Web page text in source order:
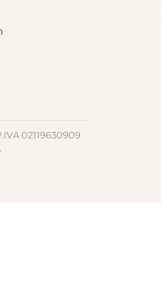
02119630909